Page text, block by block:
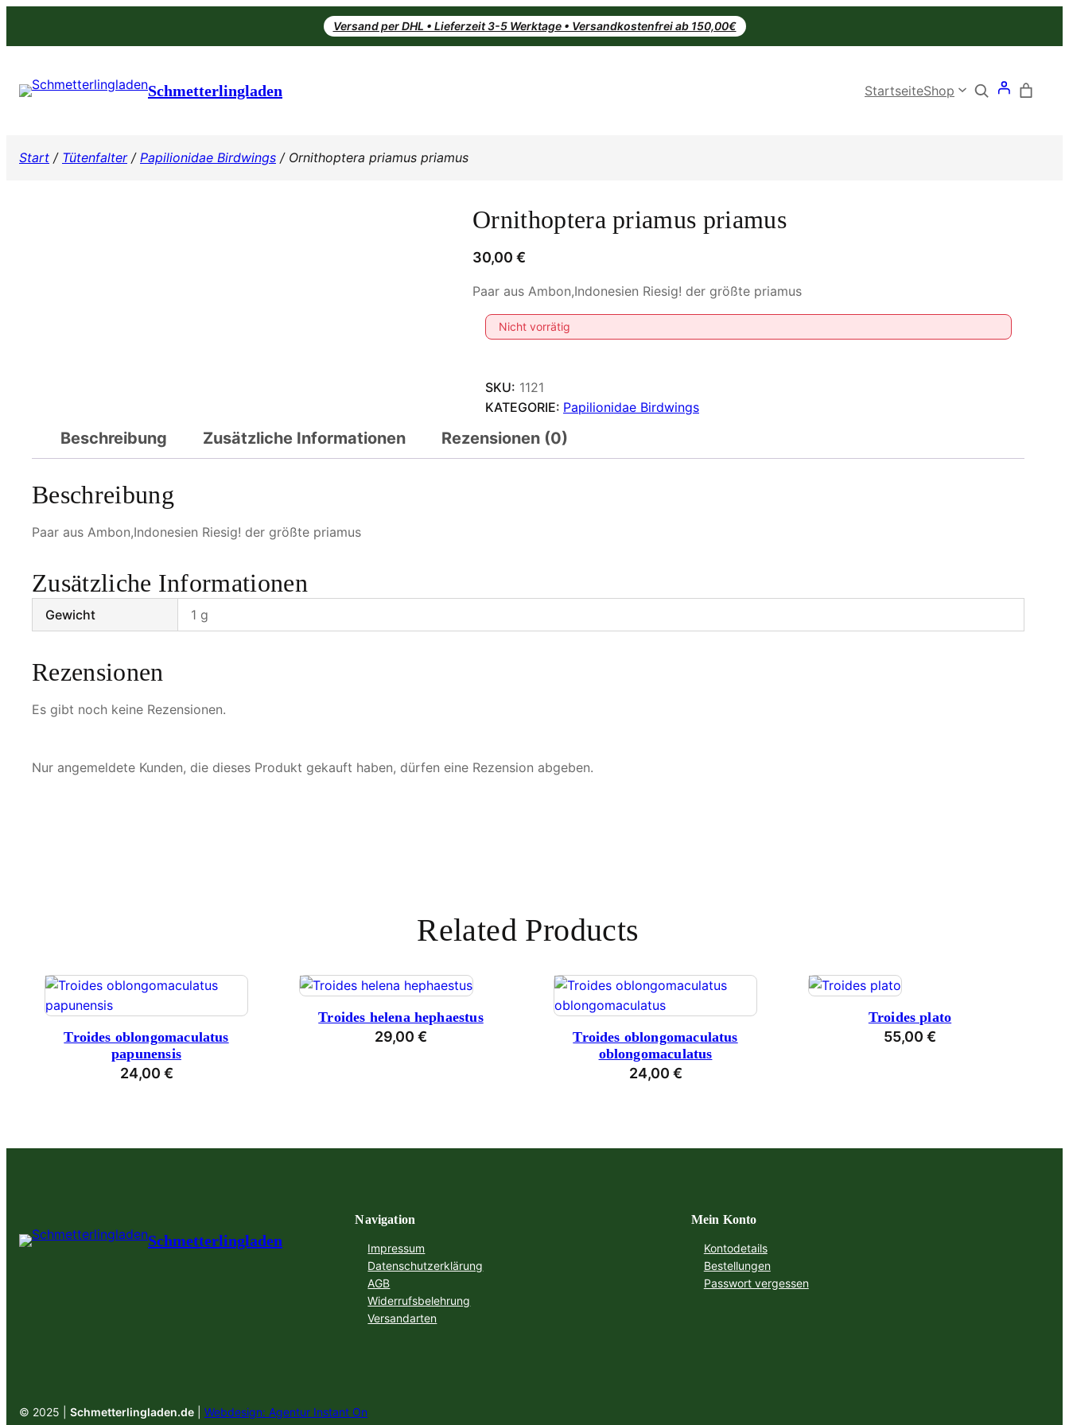
Versand per DHL • Lieferzeit 3-5 Werktage • Versandkostenfrei ab 150,00€
Schmetterlingladen StartseiteShop Search
Start / Tütenfalter/ Papilionidae Birdwings / Ornithoptera priamus priamus
Ornithoptera priamus priamus
30,00 €
Paar aus Ambon,Indonesien Riesig! der größte priamus
Nicht vorrätig
SKU: 1121
KATEGORIE: Papilionidae Birdwings
Beschreibung Zusätzliche Informationen Rezensionen (0)
Beschreibung
Paar aus Ambon,Indonesien Riesig! der größte priamus
Zusätzliche Informationen
Gewicht 1 g
Rezensionen
Es gibt noch keine Rezensionen.
Nur angemeldete Kunden, die dieses Produkt gekauft haben, dürfen eine Rezension abgeben.
Related Products
Troides oblongomaculatus
papunensis
24,00 €
Troides helena hephaestus
29,00 €
Troides oblongomaculatus
oblongomaculatus
24,00 €
Troides plato
55,00 €
Schmetterlingladen
Navigation
Impressum
Datenschutzerklärung
AGB
Widerrufsbelehrung
Versandarten
Mein Konto
Kontodetails
Bestellungen
Passwort vergessen
© 2025 | Schmetterlingladen.de Webdesign: Agentur Instant On